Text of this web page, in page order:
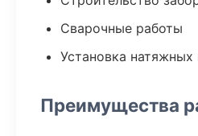
Сварочные работы
Установка натяжных
Преимущества